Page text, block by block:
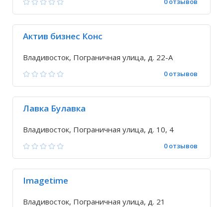
Актив бизнес Конс
Владивосток, Пограничная улица, д. 22-А
0 отзывов
Лавка Булавка
Владивосток, Пограничная улица, д. 10, 4
0 отзывов
Imagetime
Владивосток, Пограничная улица, д. 21